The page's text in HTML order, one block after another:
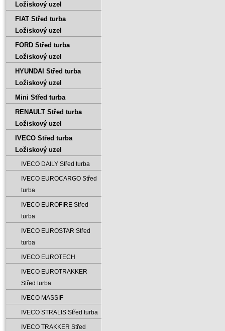
Ložiskový uzel
FIAT Střed turba
Ložiskový uzel
FORD Střed turba
Ložiskový uzel
HYUNDAI Střed turba
Ložiskový uzel
Mini Střed turba
RENAULT Střed turba
Ložiskový uzel
IVECO Střed turba
Ložiskový uzel
IVECO DAILY Střed turba
IVECO EUROCARGO Střed
turba
IVECO EUROFIRE Střed
turba
IVECO EUROSTAR Střed
turba
IVECO EUROTECH
IVECO EUROTRAKKER
Střed turba
IVECO MASSIF
IVECO STRALIS Střed turba
IVECO TRAKKER Střed